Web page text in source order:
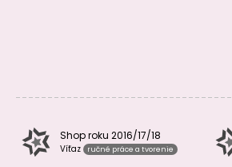
Shop roku 2016/17/18
Víťaz ručné práce a tvorenie